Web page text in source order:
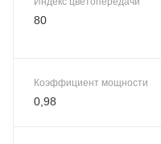
80
Коэффициент мощности
0,98